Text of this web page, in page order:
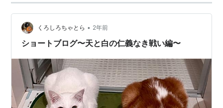
くろしろちゃとら • 2年前
ショートブログ〜天と白の仁義なき戦い編〜